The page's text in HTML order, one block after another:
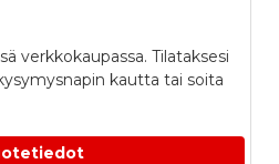
verkkokaupassa. Tilataksesi
kautta tai soita